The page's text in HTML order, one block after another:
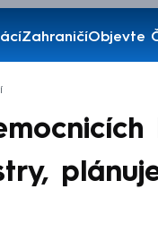
ZahraničíObjevte